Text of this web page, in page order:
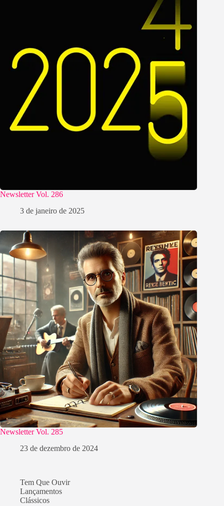
Newsletter Vol. 286
3 de janeiro de 2025
Newsletter Vol. 285
23 de dezembro de 2024
Tem Que Ouvir
Lançamentos
Clássicos